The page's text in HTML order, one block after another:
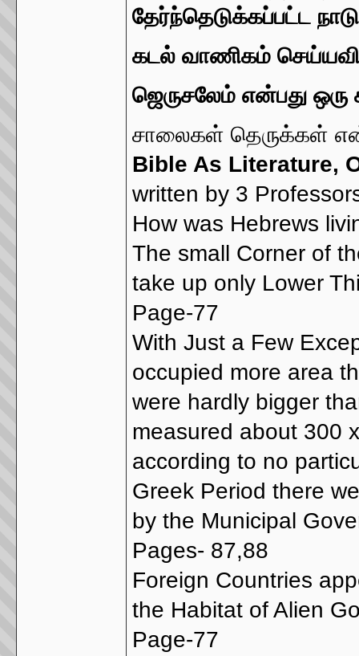
தேர்ந்தெடுக்கப்பட்ட
கடல் வாணிகம்
ஜெருசலேம் என்பது
சாலைகள் தெருக்கள்
Bible As Literature,
written by 3
How was Hebrews
The small Corner of
take up only Lower
Page-77
With Just a Few
occupied more area
were hardly bigger
measured about 300
according to no
Greek Period there
by the Municipal
Pages- 87,88
Foreign Countries
the Habitat of Alien
Page-77